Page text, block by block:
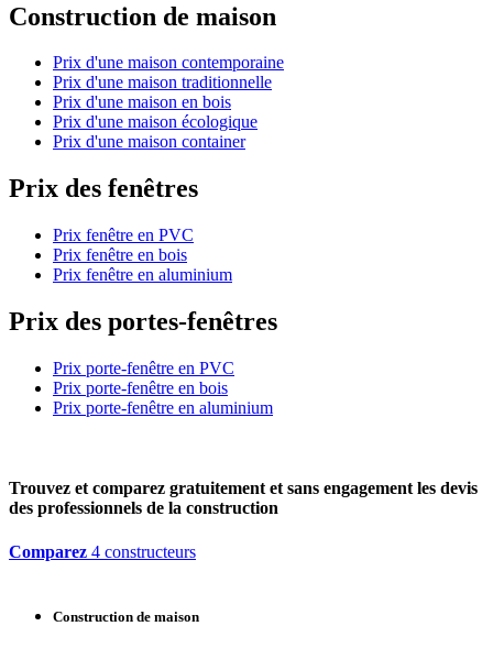
Construction de maison
Prix d'une maison contemporaine
Prix d'une maison traditionnelle
Prix d'une maison en bois
Prix d'une maison écologique
Prix d'une maison container
Prix des fenêtres
Prix fenêtre en PVC
Prix fenêtre en bois
Prix fenêtre en aluminium
Prix des portes-fenêtres
Prix porte-fenêtre en PVC
Prix porte-fenêtre en bois
Prix porte-fenêtre en aluminium
Trouvez et comparez gratuitement et sans engagement les devis
des professionnels de la construction
Comparez 4 constructeurs
Construction de maison